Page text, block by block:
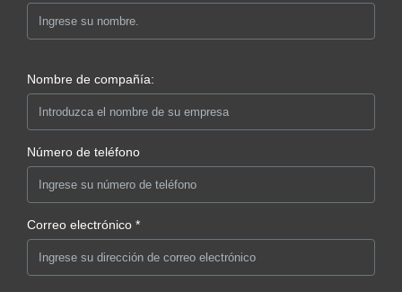
Nombre de compañía:
Número de teléfono
Correo electrónico *